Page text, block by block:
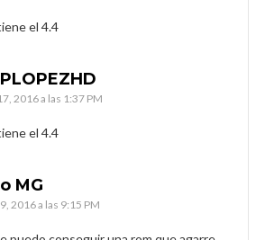
el 4.4
2016 a las 1:37 PM
el 4.4
MG
2016 a las 9:15 PM